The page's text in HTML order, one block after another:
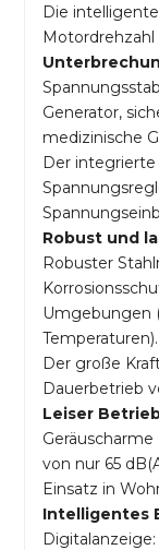
Die
Generator,
medizinische
Der
Robust und
Robuster
Umgebungen
Temperaturen).
Der große
Dauerbetrieb
Leiser
von nur 65
Einsatz in
Intelligentes